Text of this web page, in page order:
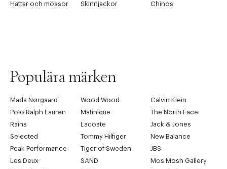
Hattar och mössor
Skinnjackor Chinos
Populära märken
Mads Nørgaard Wood Wood
Calvin Klein
Polo Ralph Lauren
Matinique
The North Face
Rains
Lacoste
Jack & Jones
Selected
Tommy Hilfiger
New Balance
Peak Performance
Tiger of Sweden
JBS
Les Deux
SAND
Mos Mosh Gallery